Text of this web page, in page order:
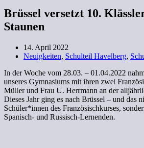
Brüssel versetzt 10.
Staunen
14. April 2022
Neuigkeiten, Schulteil Havelberg,
In der Woche vom 28.03. – 01.04.2022
unseres Gymnasiums mit ihren zwei
Müller und Frau U. Herrmann an der
Dieses Jahr ging es nach Brüssel – und das
Schüler*innen des Französischkurses,
Spanisch- und Russisch-Lernenden.